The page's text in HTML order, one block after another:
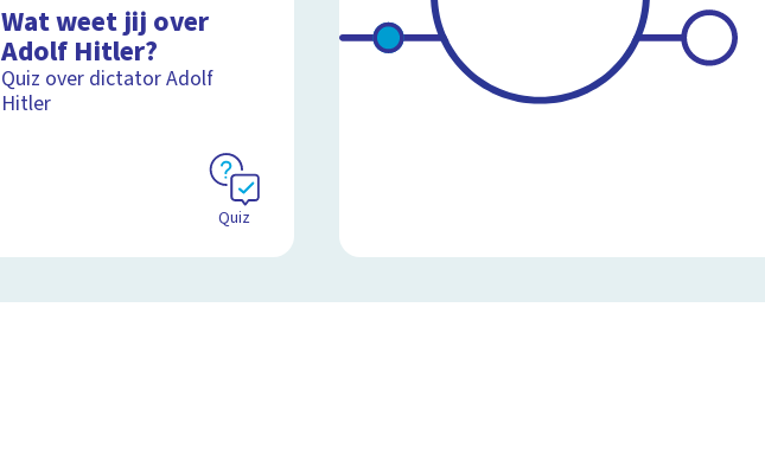
Wat weet jij over
Adolf Hitler?
Quiz over dictator Adolf
Hitler
Quiz